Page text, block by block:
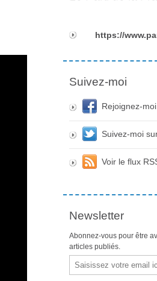
https://
Suivez-moi
Rejoignez-
Suivez-moi
Voir le flux
Newsletter
Abonnez-vous pour être
articles publiés.
Email